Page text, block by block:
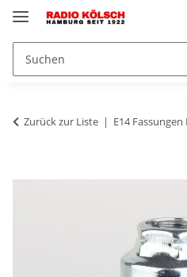
Zurück zur Liste E14